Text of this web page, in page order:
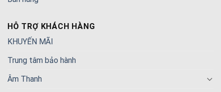
HỖ TRỢ KHÁCH HÀNG
KHUYẾN MÃI
Trung tâm bảo hành
Âm Thanh